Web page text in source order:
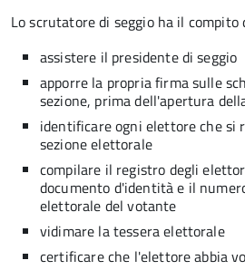
Lo scrutatore di seggio ha il compito
assistere il presidente di seggio
apporre la propria firma sulle
sezione, prima dell'apertura
identificare ogni elettore che si
sezione elettorale
compilare il registro degli
documento d'identità e il
elettorale del votante
vidimare la tessera elettorale
certificare che l'elettore abbia